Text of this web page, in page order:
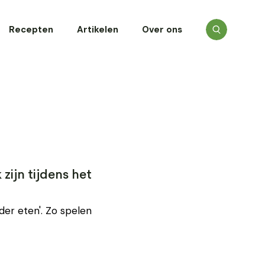
Recepten Artikelen Over ons
zijn tijdens het
eten'. Zo spelen